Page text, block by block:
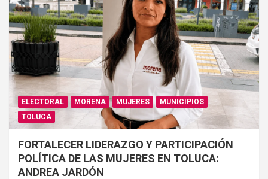
ELECTORAL MORENA MUJERES
MUNICIPIOS
TOLUCA
FORTALECER LIDERAZGO Y PARTICIPACIÓN
POLÍTICA DE LAS MUJERES EN TOLUCA:
ANDREA JARDÓN